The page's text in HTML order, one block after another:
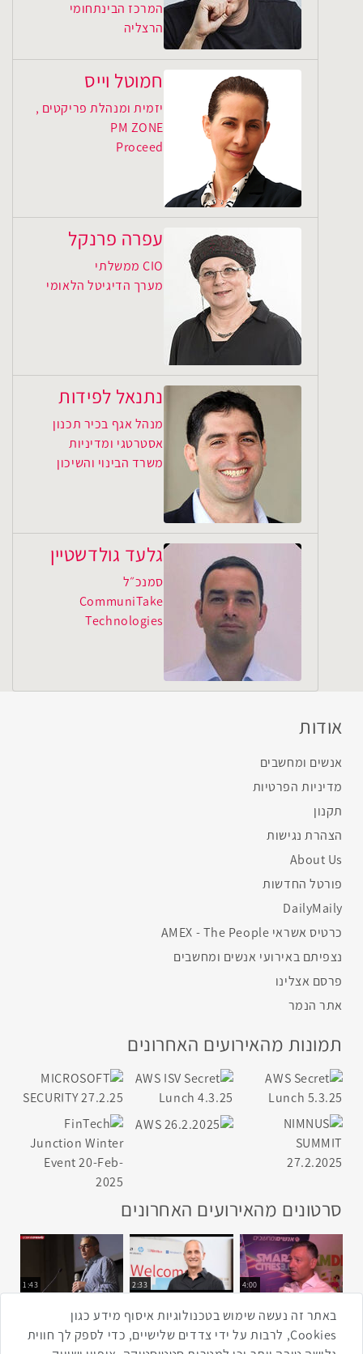
המרכז הבינתחומי
הרצליה
חמוטל וייס
יזמית ומנהלת פריקטים ,
PM ZONE
Proceed
עפרה פרנקל
CIO ממשלתי
מערך הדיגיטל הלאומי
נתנאל לפידות
מנהל אגף בכיר תכנון
אסטרטגי ומדיניות
משרד הבינוי והשיכון
גלעד גולדשטיין
סמנכ״ל
CommuniTake
Technologies
אודות
אנשים ומחשבים
מדיניות הפרטיות
תקנון
הצהרת נגישות
About Us
פורטל החדשות
DailyMaily
כרטיס אשראי AMEX - The People
נצפיתם באירועי אנשים ומחשבים
פרסם אצלינו
אתר הנמר
תמונות מהאירועים האחרונים
סרטונים מהאירועים האחרונים
4:00
2:33
1:43
באתר זה נעשה שימוש בטכנולוגיות איסוף מידע כגון
Cookies, לרבות על ידי צדדים שלישיים, כדי לספק לך חווית